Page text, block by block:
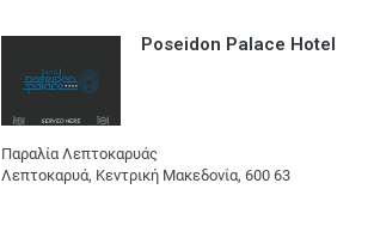
Poseidon Palace Hotel
Παραλία Λεπτοκαρυάς
Λεπτοκαρυά, Κεντρική Μακεδονία, 600 63